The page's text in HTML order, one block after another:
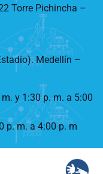
Torre Pichincha –
Medellín –
y 1:30 p. m. a 5:00
p. m. a 4:00 p. m